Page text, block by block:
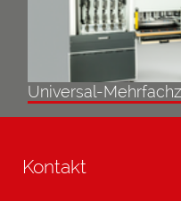
Universal-
Kontakt